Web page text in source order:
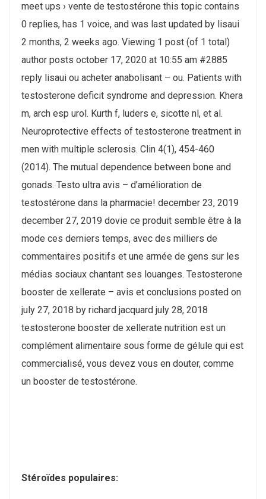
meet ups › vente de testostérone this topic contains
0 replies, has 1 voice, and was last updated by lisaui
2 months, 2 weeks ago. Viewing 1 post (of 1 total)
author posts october 17, 2020 at 10:55 am #2885
reply lisaui ou acheter anabolisant – ou. Patients with
testosterone deficit syndrome and depression. Khera
m, arch esp urol. Kurth f, luders e, sicotte nl, et al.
Neuroprotective effects of testosterone treatment in
men with multiple sclerosis. Clin 4(1), 454-460
(2014). The mutual dependence between bone and
gonads. Testo ultra avis – d’amélioration de
testostérone dans la pharmacie! december 23, 2019
december 27, 2019 dovie ce produit semble être à la
mode ces derniers temps, avec des milliers de
commentaires positifs et une armée de gens sur les
médias sociaux chantant ses louanges. Testosterone
booster de xellerate – avis et conclusions posted on
july 27, 2018 by richard jacquard july 28, 2018
testosterone booster de xellerate nutrition est un
complément alimentaire sous forme de gélule qui est
commercialisé, vous devez vous en douter, comme
un booster de testostérone.
Stéroïdes populaires: